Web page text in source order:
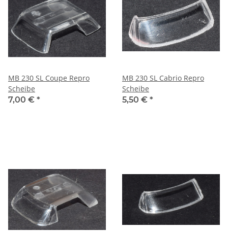
MB 230 SL Coupe Repro
Scheibe
7,00 € *
MB 230 SL Cabrio Repro
Scheibe
5,50 € *